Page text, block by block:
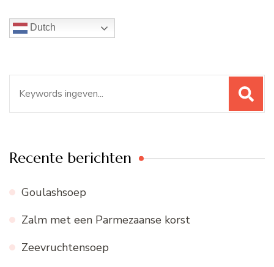
Dutch
naar:
Recente berichten
Goulashsoep
Zalm met een Parmezaanse korst
Zeevruchtensoep